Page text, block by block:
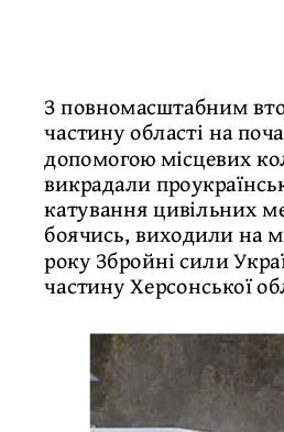
З повномасштабним
частину області на
допомогою місцевих
викрадали
катування цивільних
боячись, виходили на
року Збройні сили
частину Херсонської